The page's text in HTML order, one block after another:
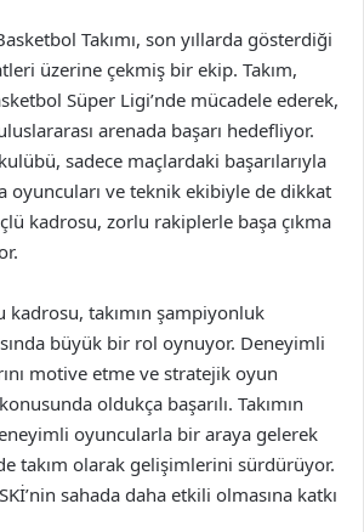
Takımı, son yıllarda gösterdiği
üzerine çekmiş bir ekip. Takım,
Süper Ligi’nde mücadele ederek,
arenada başarı hedefliyor.
sadece maçlardaki başarılarıyla
oyuncuları ve teknik ekibiyle de dikkat
kadrosu, zorlu rakiplerle başa çıkma
takımın şampiyonluk
büyük bir rol oynuyor. Deneyimli
motive etme ve stratejik oyun
oldukça başarılı. Takımın
oyuncularla bir araya gelerek
takım olarak gelişimlerini sürdürüyor.
sahada daha etkili olmasına katkı